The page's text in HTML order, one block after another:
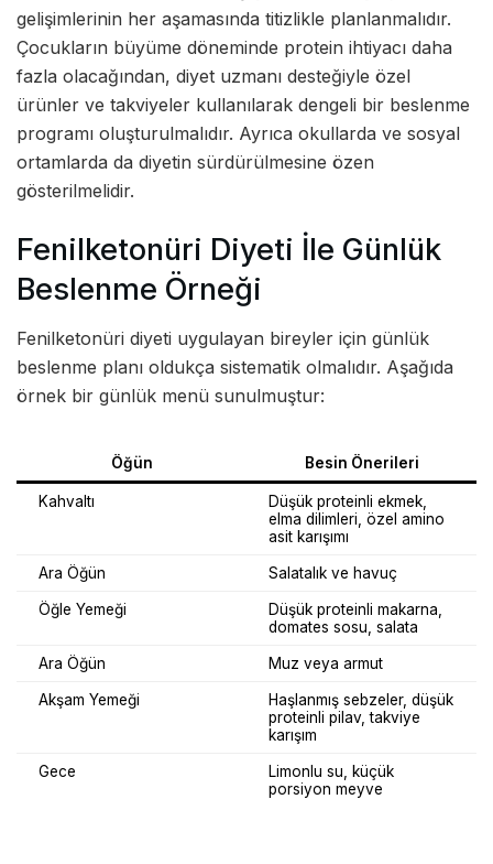
gelişimlerinin her aşamasında titizlikle planlanmalıdır.
Çocukların büyüme döneminde protein ihtiyacı daha
fazla olacağından, diyet uzmanı desteğiyle özel
ürünler ve takviyeler kullanılarak dengeli bir beslenme
programı oluşturulmalıdır. Ayrıca okullarda ve sosyal
ortamlarda da diyetin sürdürülmesine özen
gösterilmelidir.
Fenilketonüri Diyeti İle Günlük
Beslenme Örneği
Fenilketonüri diyeti uygulayan bireyler için günlük
beslenme planı oldukça sistematik olmalıdır. Aşağıda
örnek bir günlük menü sunulmuştur:
Öğün Besin Önerileri
Kahvaltı
Düşük proteinli ekmek,
elma dilimleri, özel amino
asit karışımı
Ara Öğün Salatalık ve havuç
Öğle Yemeği
Düşük proteinli makarna,
domates sosu, salata
Ara Öğün Muz veya armut
Akşam Yemeği
Haşlanmış sebzeler, düşük
proteinli pilav, takviye
karışım
Gece
Limonlu su, küçük
porsiyon meyve